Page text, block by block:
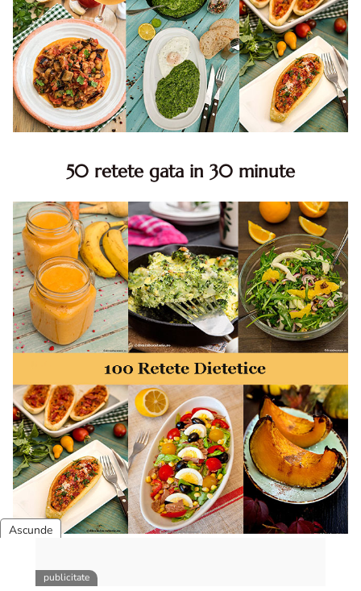
50 retete gata in 30 minute
minute. Retete rapide. Retete rapide de mancare. Idei
retete mancare rapid